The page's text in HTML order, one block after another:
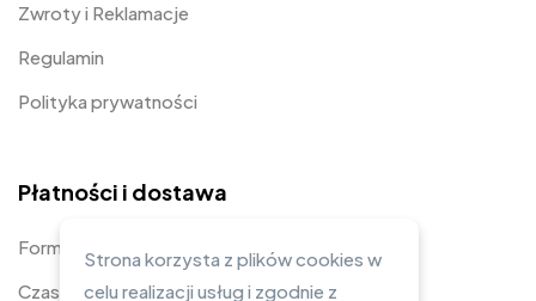
Zwroty i Reklamacje
Regulamin
Polityka prywatności
Płatności i dostawa
Formy płatności
Czas i koszty dostawy
Strona korzysta z plików cookies w
celu realizacji usług i zgodnie z